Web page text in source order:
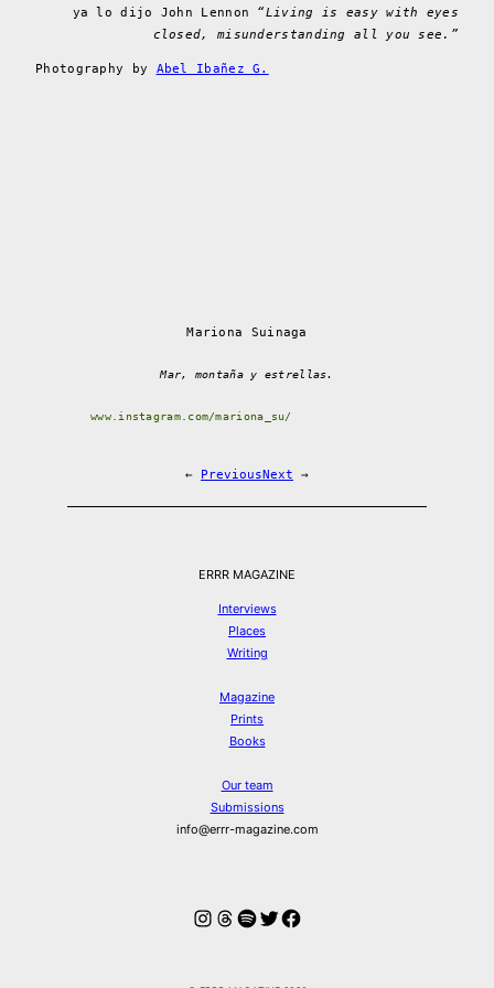
ya lo dijo John Lennon “Living is easy with eyes
closed, misunderstanding all you see.”
Photography by Abel Ibañez G.
Mariona Suinaga
Mar, montaña y estrellas.
www.instagram.com/mariona_su/
← PreviousNext →
ERRR MAGAZINE
Interviews
Places
Writing
Magazine
Prints
Books
Our team
Submissions
info@errr-magazine.com
Instagram
Threads
Spotify
Twitter
Facebook